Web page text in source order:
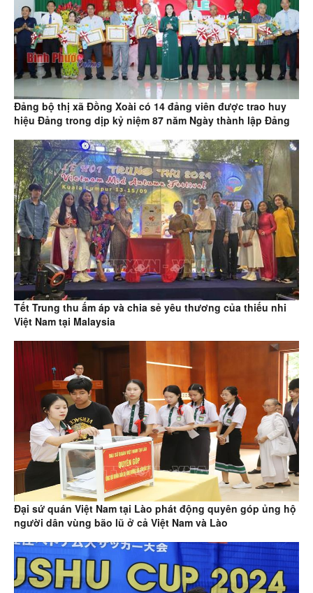
Đảng bộ thị xã Đồng Xoài có 14 đảng viên được trao huy
hiệu Đảng trong dịp kỷ niệm 87 năm Ngày thành lập Đảng
Tết Trung thu ấm áp và chia sẻ yêu thương của thiếu nhi
Việt Nam tại Malaysia
Đại sứ quán Việt Nam tại Lào phát động quyên góp ủng hộ
người dân vùng bão lũ ở cả Việt Nam và Lào